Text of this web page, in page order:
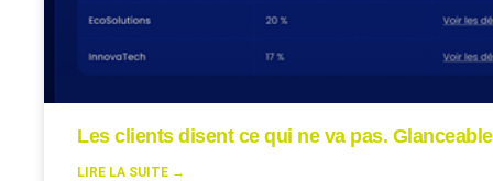
Les clients disent ce qui ne va pas.
LIRE LA SUITE →